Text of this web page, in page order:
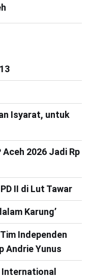
Isyarat, untuk
Aceh 2026 Jadi Rp
II di Lut Tawar
Karung’
Independen
Andrie Yunus